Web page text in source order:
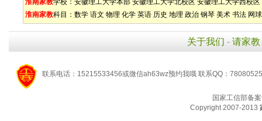
淮南家教学校： 安徽理工大学本部 安徽理工大学北校区 安徽理工大学西校区
淮南家教科目： 数学 语文 物理 化学 英语 历史 地理 政治 钢琴 美术 书法 网球
关于我们 - 请家教
联系电话：15215533456或微信ah63wz预约我哦 联系QQ：
国家工信部备
Copyright 2007-2013